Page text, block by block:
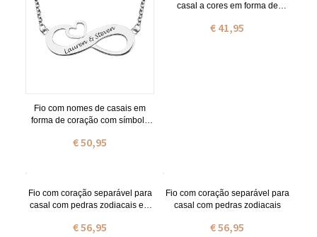
Fio com nomes de casais em
forma de coração com símbolo
de lei
€ 50,95
casal a cores em forma de
inoxidável
€ 41,95
Fio com coração separável para
casal com pedras zodiacais em
€ 56,95
Fio com coração separável para
casal com pedras zodiacais
€ 56,95